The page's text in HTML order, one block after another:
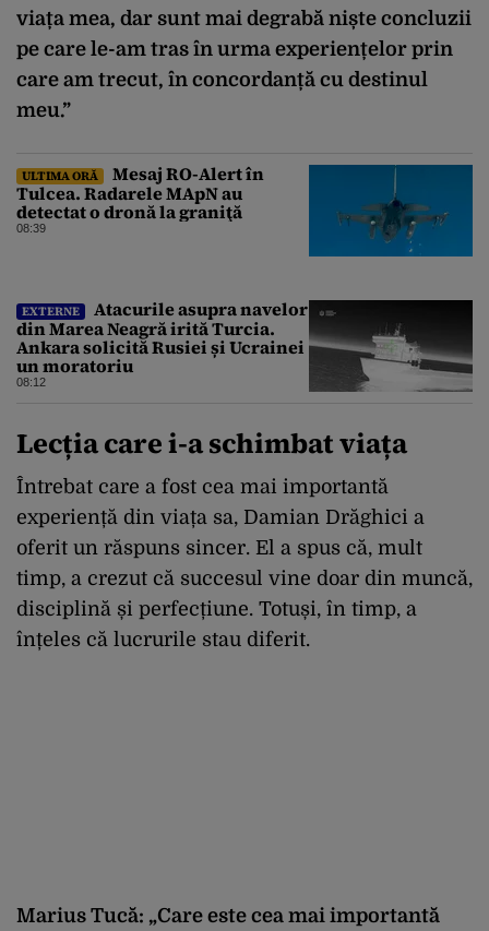
viața mea, dar sunt mai degrabă niște concluzii
pe care le-am tras în urma experiențelor prin
care am trecut, în concordanță cu destinul
meu.”
ULTIMA ORĂ
Mesaj RO-Alert în
Tulcea. Radarele MApN au
detectat o dronă la graniţă
08:39
EXTERNE
Atacurile asupra navelor
din Marea Neagră irită Turcia.
Ankara solicită Rusiei și Ucrainei
un moratoriu
08:12
Lecția care i-a schimbat viața
Întrebat care a fost cea mai importantă
experiență din viața sa, Damian Drăghici a
oferit un răspuns sincer. El a spus că, mult
timp, a crezut că succesul vine doar din muncă,
disciplină și perfecțiune. Totuși, în timp, a
înțeles că lucrurile stau diferit.
Marius Tucă: „Care este cea mai importantă